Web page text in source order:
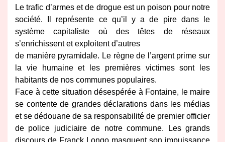
Le trafic d’armes et de drogue est un poison pour notre
société. Il représente ce qu’il y a de pire dans le
système capitaliste où des têtes de réseaux
s’enrichissent et exploitent d’autres
de manière pyramidale. Le règne de l’argent prime sur
la vie humaine et les premières victimessont les
habitants de nos communes populaires.
Face à cette situation désespérée à Fontaine, le maire
se contente de grandes déclarations dans les médias
et se dédouane de sa responsabilité de premier officier
de police judiciaire de notre commune. Les grands
discours de Franck Longo masquent son impuissance